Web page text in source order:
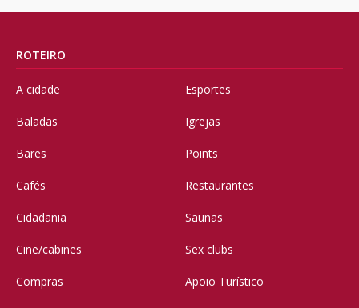
ROTEIRO
A cidade
Baladas
Bares
Cafés
Cidadania
Cine/cabines
Compras
Esportes
Igrejas
Points
Restaurantes
Saunas
Sex clubs
Apoio Turístico